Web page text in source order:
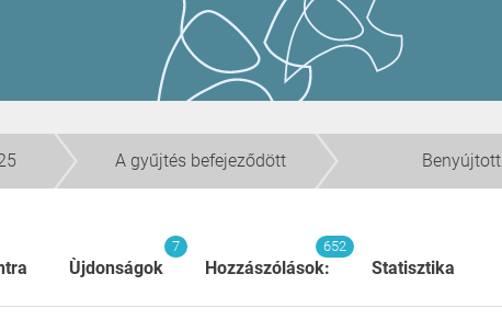
A gyűjtés befejeződött Benyújtott
Ùjdonságok
7
Hozzászólások:
652
Statisztika